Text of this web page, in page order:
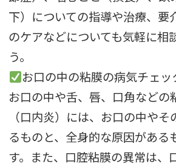
下）についての指導や治療、要
のケアなどについても気軽に相
う。
お口の中の粘膜の病気チェッ
お口の中や舌、唇、口角などの
（口内炎）には、 お口の中やそ
るものと、 全身的な原因がある
す。また、口腔粘膜の異常は、